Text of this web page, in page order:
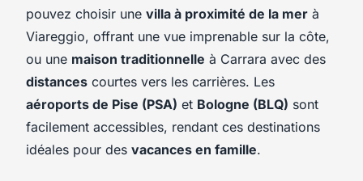
pouvez choisir une villa à proximité de la mer à
Viareggio, offrant une vue imprenable sur la côte,
ou une maison traditionnelle à Carrara avec des
distances courtes vers les carrières. Les
aéroports de Pise (PSA) et Bologne (BLQ) sont
facilement accessibles, rendant ces destinations
idéales pour des vacances en famille.